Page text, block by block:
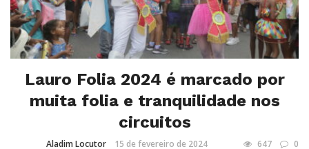
Lauro Folia 2024 é marcado por
muita folia e tranquilidade nos
circuitos
Aladim Locutor 15 de fevereiro de 2024 647 0